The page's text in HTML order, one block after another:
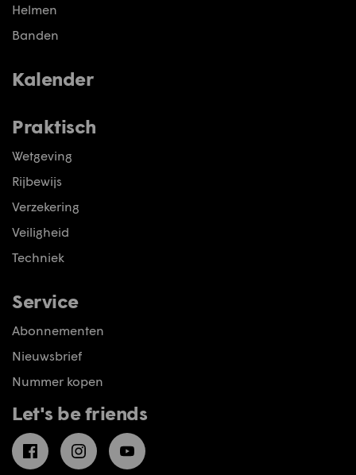
Helmen
Banden
Kalender
Praktisch
Wetgeving
Rijbewijs
Verzekering
Veiligheid
Techniek
Service
Abonnementen
Nieuwsbrief
Nummer kopen
Let's be friends
FacebookInstagramYouTube